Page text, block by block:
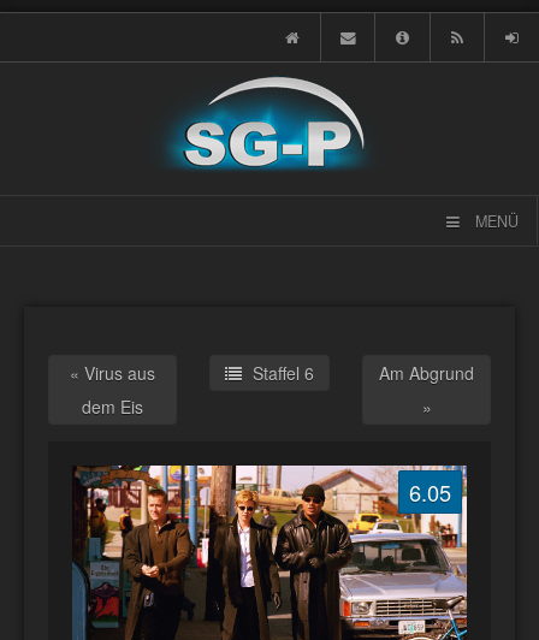
MENÜ
« Virus aus
dem Eis
Staffel 6
Am Abgrund
»
6.05